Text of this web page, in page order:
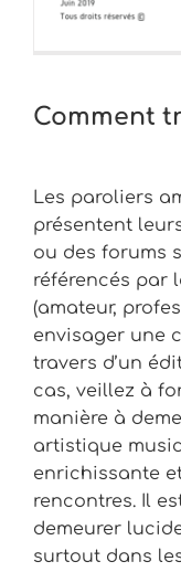
Comment
Les paroliers
présentent
ou des forums
référencés par
(amateur,
envisager une
travers d’un
cas, veillez à
manière à
artistique
enrichissante
rencontres. Il
demeurer
surtout dans